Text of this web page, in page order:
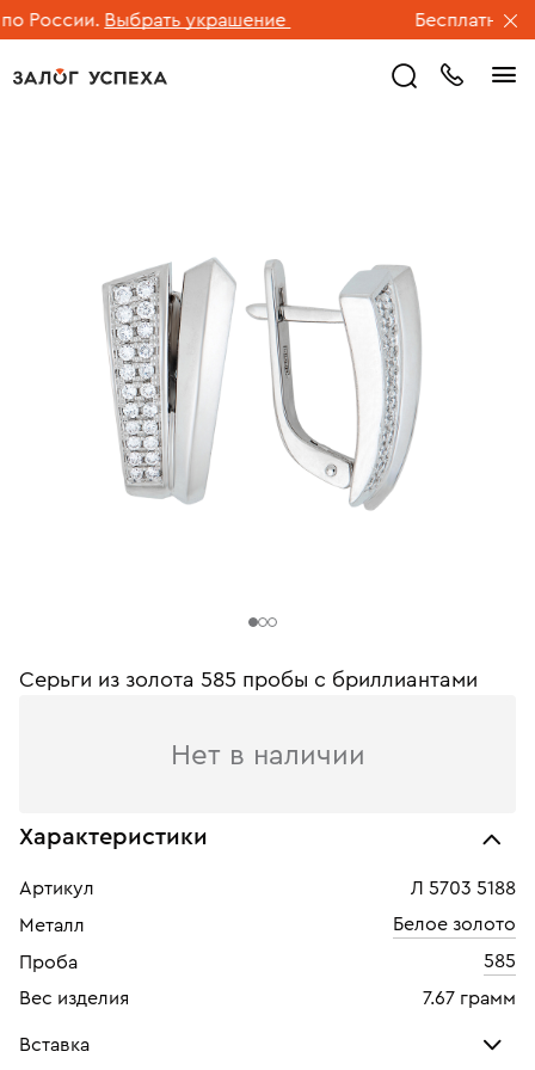
России. Выбрать украшение Бесплатная
Серьги из золота 585 пробы c бриллиантами
Нет в наличии
Характеристики
Артикул
Л 5703 5188
Металл
Белое золото
Проба
585
Вес изделия
7.67 грамм
Вставка